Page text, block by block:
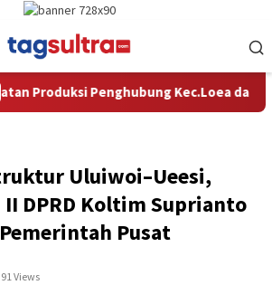
Ketua Komisi II
Uluiwoi–Ueesi,
DPRD Koltim Suprianto
Pusat
91 Views